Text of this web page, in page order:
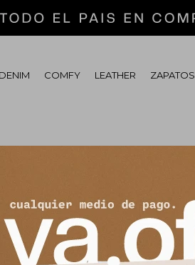
DENIM COMFY LEATHER ZAPATOS
de nuestro catálogo.